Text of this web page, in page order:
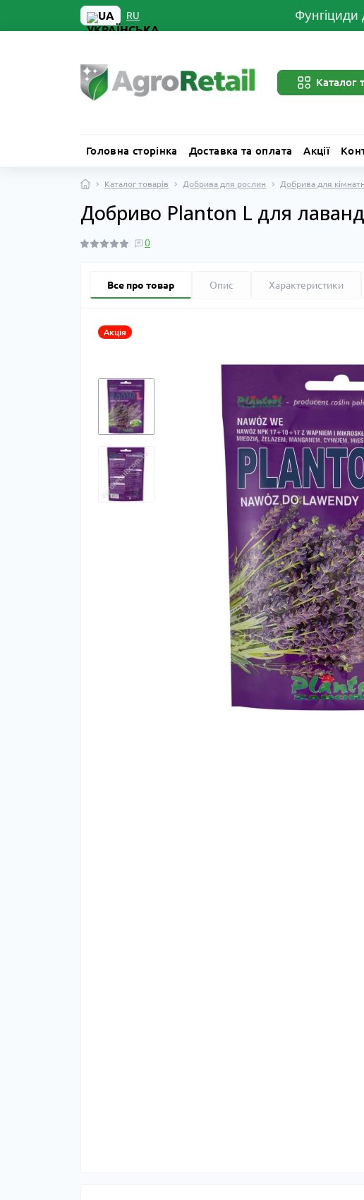
UA RU Фунгіциди
Каталог
Головна сторінка Доставка та оплата Акції
Каталог товарів Добрива для рослин Добрива для
Добриво Planton L для
0
Все про товар Опис Характеристики
Акція